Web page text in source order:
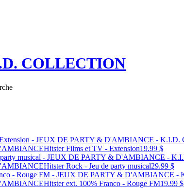
COLLECTION
Hitster Films et TV - Extension19.99 $
Hitster Rock - Jeu de party musical29.99 $
Hitster ext. 100% Franco - Rouge FM19.99 $